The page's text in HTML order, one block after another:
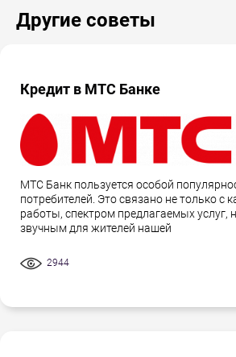
Другие советы
Кредит в МТС Банке
МТС Банк пользуется особой
потребителей. Это связано не только с
работы, спектром предлагаемых услуг,
звучным для жителей нашей
2944